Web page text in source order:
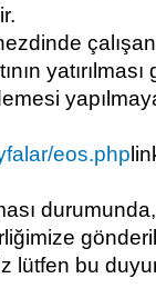
eos.php
bu